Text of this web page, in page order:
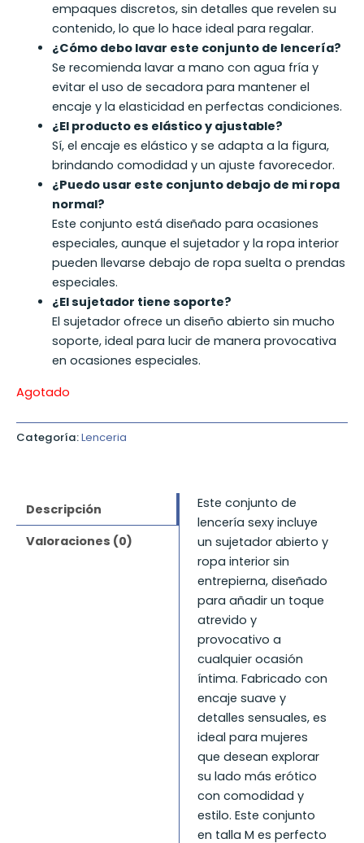
empaques discretos, sin detalles que revelen su
contenido, lo que lo hace ideal para regalar.
¿Cómo debo lavar este conjunto de lencería?
Se recomienda lavar a mano con agua fría y
evitar el uso de secadora para mantener el
encaje y la elasticidad en perfectas condiciones.
¿El producto es elástico y ajustable?
Sí, el encaje es elástico y se adapta a la figura,
brindando comodidad y un ajuste favorecedor.
¿Puedo usar este conjunto debajo de mi ropa
normal?
Este conjunto está diseñado para ocasiones
especiales, aunque el sujetador y la ropa interior
pueden llevarse debajo de ropa suelta o prendas
especiales.
¿El sujetador tiene soporte?
El sujetador ofrece un diseño abierto sin mucho
soporte, ideal para lucir de manera provocativa
en ocasiones especiales.
Agotado
Categoría:Lenceria
Descripción
Valoraciones (0)
Este conjunto de
lencería sexy incluye
un sujetador abierto y
ropa interior sin
entrepierna, diseñado
para añadir un toque
atrevido y
provocativo a
cualquier ocasión
íntima. Fabricado con
encaje suave y
detalles sensuales, es
ideal para mujeres
que desean explorar
su lado más erótico
con comodidad y
estilo. Este conjunto
en talla M es perfecto